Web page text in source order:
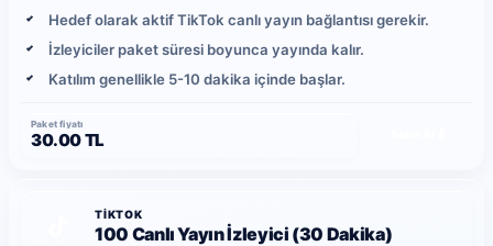
Hedef olarak aktif TikTok canlı yayın bağlantısı gerekir.
İzleyiciler paket süresi boyunca yayında kalır.
Katılım genellikle 5-10 dakika içinde başlar.
Paket fiyatı
30.00 TL
TIKTOK
100 Canlı Yayın İzleyici (30 Dakika)